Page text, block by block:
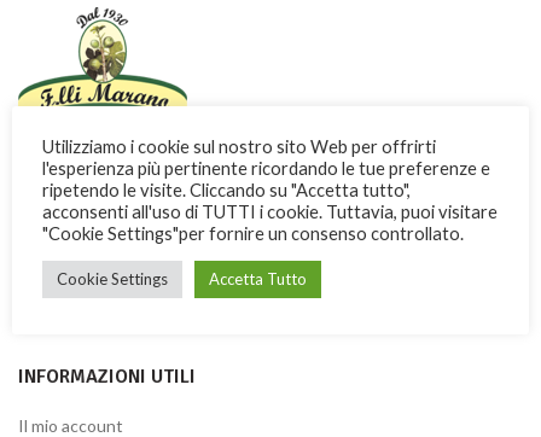
Con dedizione e passione i Fratelli Marano fanno conoscere nel
mondo una dolce ricchezza di Calabria
Via Garibaldi, 3 -13 – 87032 Amantea (CS) ITALY
Telefono: + 39 0982.41277
INFORMAZIONI UTILI
Il mio account
Utilizziamo i cookie sul nostro sito Web per offrirti
l'esperienza più pertinente ricordando le tue preferenze e
ripetendo le visite. Cliccando su "Accetta tutto",
acconsenti all'uso di TUTTI i cookie. Tuttavia, puoi visitare
"Cookie Settings"per fornire un consenso controllato.
Cookie Settings Accetta Tutto